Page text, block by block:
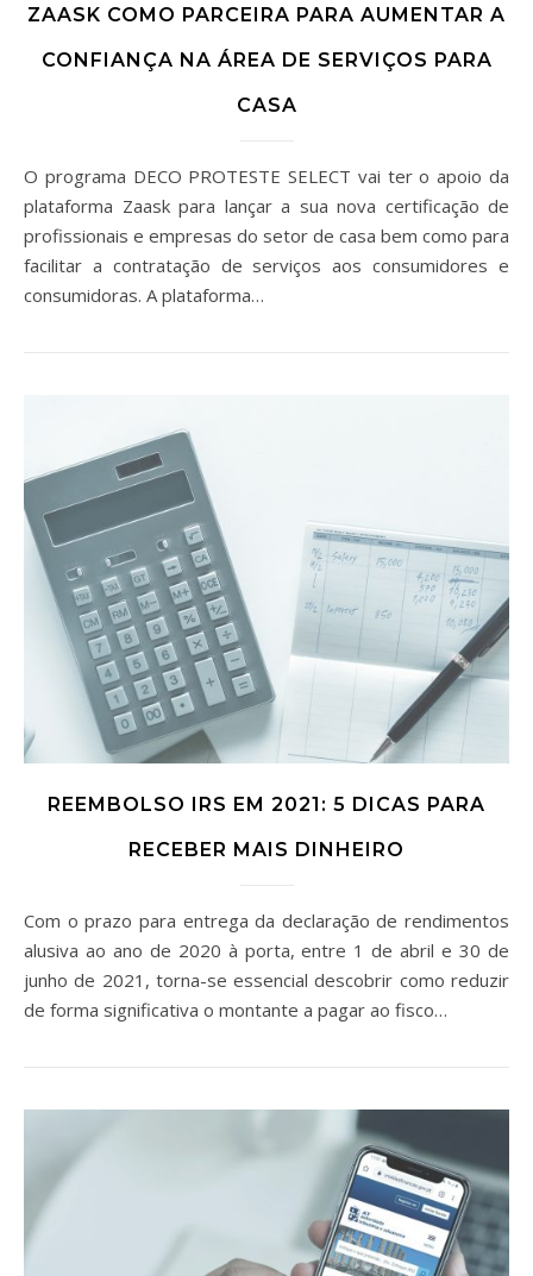
ZAASK COMO PARCEIRA PARA AUMENTAR A
CONFIANÇA NA ÁREA DE SERVIÇOS PARA
CASA
O programa DECO PROTESTE SELECT vai ter o apoio da
plataforma Zaask para lançar a sua nova certificação de
profissionais e empresas do setor de casa bem como para
facilitar a contratação de serviços aos consumidores e
consumidoras. A plataforma…
REEMBOLSO IRS EM 2021: 5 DICAS PARA
RECEBER MAIS DINHEIRO
Com o prazo para entrega da declaração de rendimentos
alusiva ao ano de 2020 à porta, entre 1 de abril e 30 de
junho de 2021, torna-se essencial descobrir como reduzir
de forma significativa o montante a pagar ao fisco…